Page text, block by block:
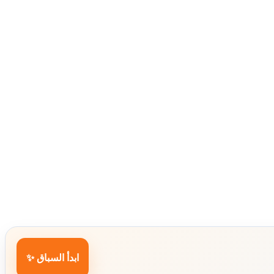
ابدأ السباق ✨